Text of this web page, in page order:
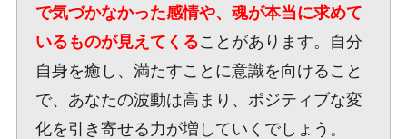
で気づかなかった感情や、魂が本当に求めて
いるものが見えてくることがあります。自分
自身を癒し、満たすことに意識を向けること
で、あなたの波動は高まり、ポジティブな変
化を引き寄せる力が増していくでしょう。